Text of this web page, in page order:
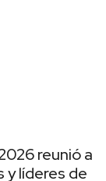
reunió a
líderes de